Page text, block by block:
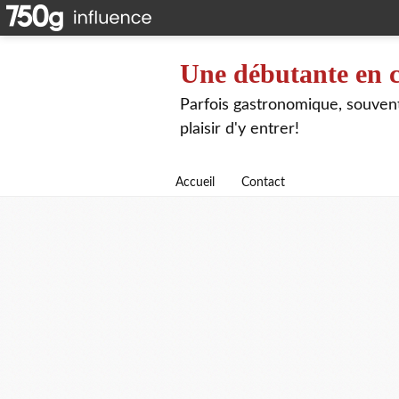
Une débutante en
Parfois gastronomique,
plaisir d'y entrer!
Accueil Contact